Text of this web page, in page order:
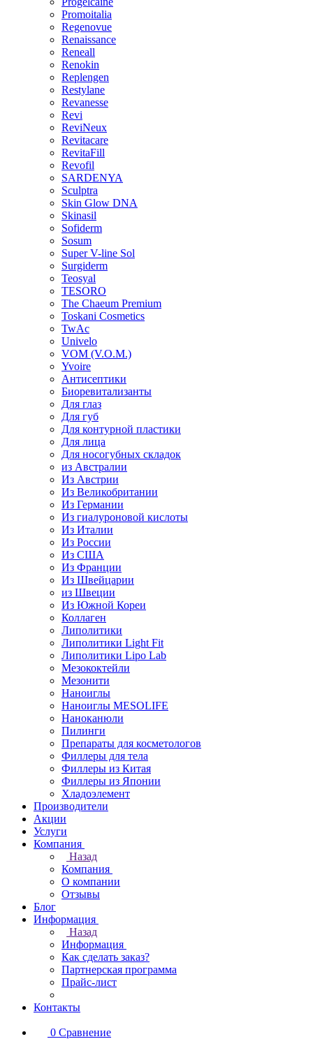
Promoitalia
Regenovue
Renaissance
Reneall
Renokin
Replengen
Restylane
Revanesse
Revi
ReviNeux
Revitacare
RevitaFill
Revofil
SARDENYA
Sculptra
Skin Glow DNA
Skinasil
Sofiderm
Sosum
Super V-line Sol
Surgiderm
Teosyal
TESORO
The Chaeum Premium
Toskani Cosmetics
TwAc
Univelo
VOM (V.O.M.)
Yvoire
Антисептики
Биоревитализанты
Для глаз
Для губ
Для контурной пластики
Для лица
Для носогубных складок
из Австралии
Из Австрии
Из Великобритании
Из Германии
Из гиалуроновой кислоты
Из Италии
Из России
Из США
Из Франции
Из Швейцарии
из Швеции
Из Южной Кореи
Коллаген
Липолитики
Липолитики Light Fit
Липолитики Lipo Lab
Мезококтейли
Мезонити
Наноиглы
Наноиглы MESOLIFE
Наноканюли
Пилинги
Препараты для косметологов
Филлеры для тела
Филлеры из Китая
Филлеры из Японии
Хладоэлемент
Производители
Акции
Услуги
Компания
Назад
Компания
О компании
Отзывы
Блог
Информация
Назад
Информация
Как сделать заказ?
Партнерская программа
Прайс-лист
Контакты
0 Сравнение